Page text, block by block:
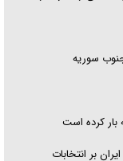
سوریه
بار کرده است
بر انتخابات